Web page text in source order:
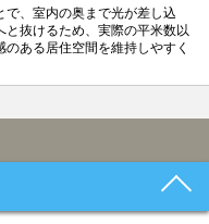
で、室内の奥まで光が差し込
抜けるため、実際の平米数以
ある居住空間を維持しやすく